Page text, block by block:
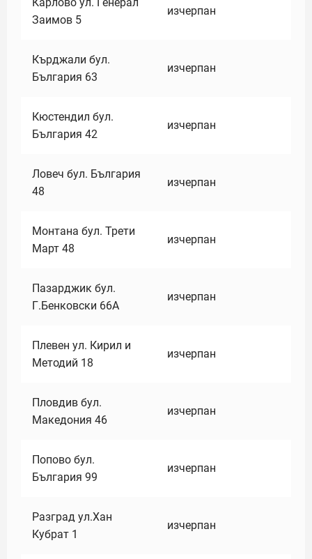
Заимов 5
изчерпан
Кърджали бул.
България 63
изчерпан
Кюстендил бул.
България 42
изчерпан
Ловеч бул. България
48
изчерпан
Монтана бул. Трети
Март 48
изчерпан
Пазарджик бул.
Г.Бенковски 66А
изчерпан
Плевен ул. Кирил и
Методий 18
изчерпан
Пловдив бул.
Македония 46
изчерпан
Попово бул.
България 99
изчерпан
Разград ул.Хан
Кубрат 1
изчерпан